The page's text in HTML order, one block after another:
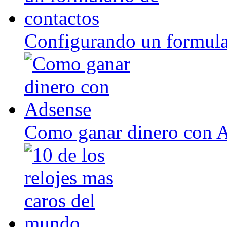
Configurando un
Como ganar dinero con